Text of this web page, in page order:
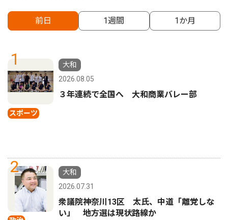
前日 1週間 1か月
1
スポーツ
大和
2026.08.05
３年連続で全国へ 大和商業バレー部
2
大和
2026.07.31
衆議院神奈川13区 太氏、中道「離党しな
い」 地方選は現状路線か